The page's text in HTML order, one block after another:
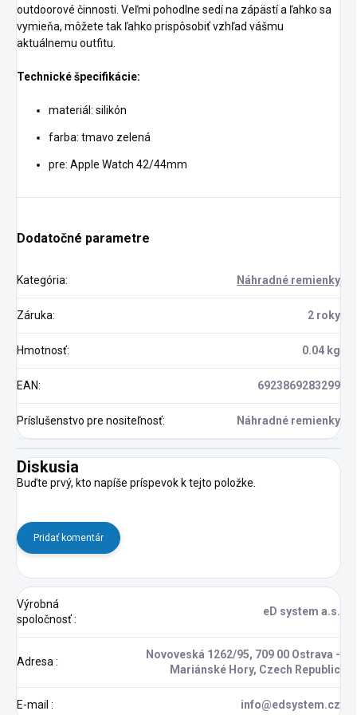
outdoorové činnosti. Veľmi pohodlne sedí na zápästí a ľahko sa
vymieňa, môžete tak ľahko prispôsobiť vzhľad vášmu
aktuálnemu outfitu.
Technické špecifikácie:
materiál: silikón
farba: tmavo zelená
pre: Apple Watch 42/44mm
Dodatočné parametre
Kategória: Náhradné remienky
Záruka: 2 roky
Hmotnosť: 0.04 kg
EAN: 6923869283299
Príslušenstvo pre nositeľnosť: Náhradné remienky
Diskusia
Buďte prvý, kto napíše príspevok k tejto položke.
Pridať komentár
Výrobná
spoločnosť:
eD system a.s.
Adresa :
Novoveská 1262/95, 709 00 Ostrava -
Mariánské Hory, Czech Republic
E-mail : info@edsystem.cz